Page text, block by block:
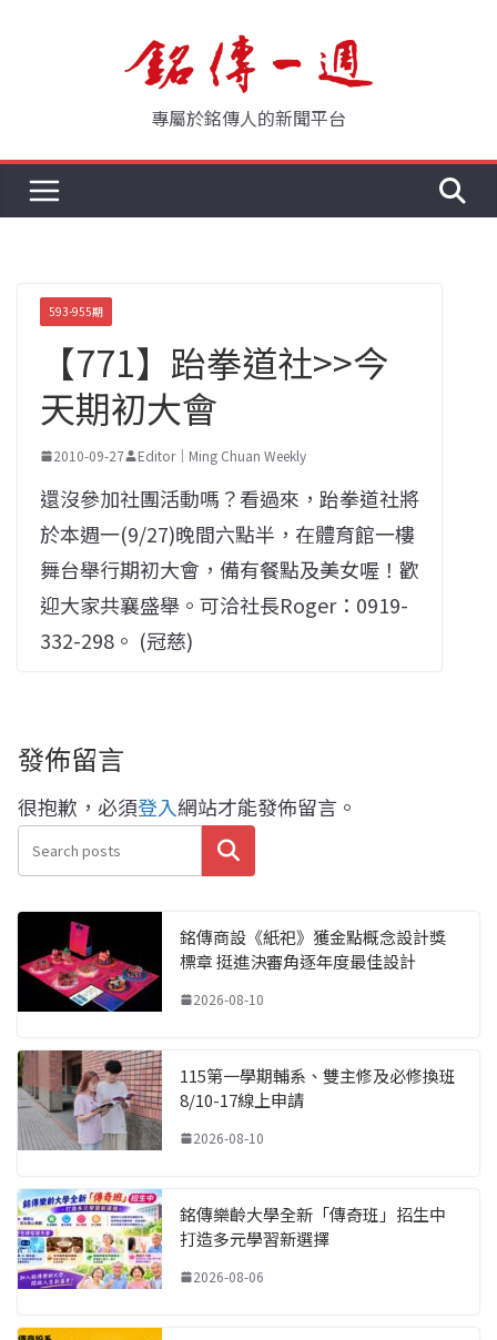
專屬於銘傳人的新聞平台
593-955期
【771】跆拳道社>>今
天期初大會
2010-09-27 Editor｜Ming Chuan Weekly
還沒參加社團活動嗎？看過來，跆拳道社將
於本週一(9/27)晚間六點半，在體育館一樓
舞台舉行期初大會，備有餐點及美女喔！歡
迎大家共襄盛舉。可洽社長Roger：0919-
332-298。 (冠慈)
發佈留言
很抱歉，必須登入網站才能發佈留言。
搜尋
銘傳商設《紙祀》獲金點概念設計獎
標章 挺進決審角逐年度最佳設計
2026-08-10
115第一學期輔系、雙主修及必修換班
8/10-17線上申請
2026-08-10
銘傳樂齡大學全新「傳奇班」招生中
打造多元學習新選擇
2026-08-06